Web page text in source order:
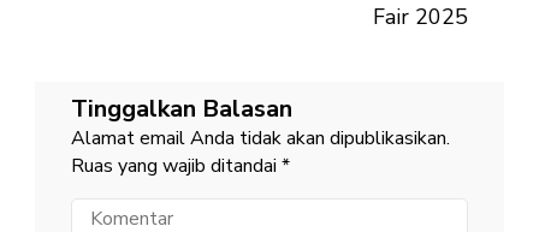
Fair 2025
Tinggalkan Balasan
Alamat email Anda tidak akan dipublikasikan.
Ruas yang wajib ditandai *
Komentar